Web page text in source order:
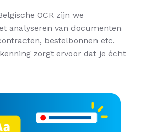
OCR zijn we
analyseren van documenten
bestelbonnen etc.
zorgt ervoor dat je écht